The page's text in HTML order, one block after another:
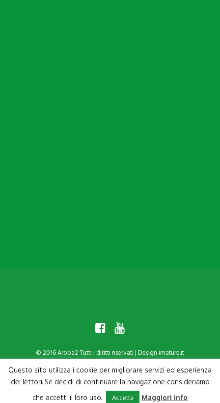
Tessera Punti
Il Centro di raccolta
© 2016 Aroba2 Tutti i diritti riservati | Designimature.it
Questo sito utilizza i cookie per migliorare servizi ed esperienza
dei lettori. Se decidi di continuare la navigazione consideriamo
che accetti il loro uso.
Accetta Maggiori info